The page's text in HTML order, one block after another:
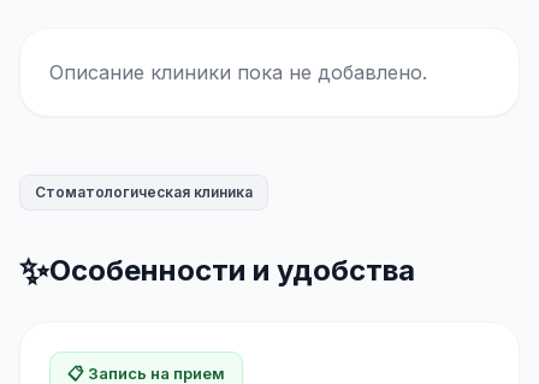
Описание клиники пока не добавлено.
Стоматологическая клиника
✨Особенности и удобства
📋 Запись на прием